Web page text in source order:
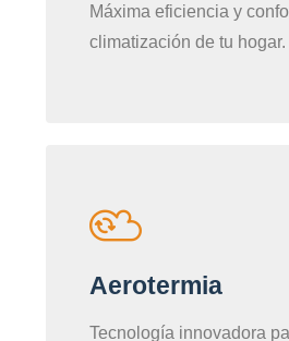
Máxima eficiencia y
climatización de tu hogar.
Aerotermia
Tecnología innovadora